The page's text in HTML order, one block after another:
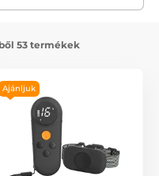
53 termékek
Ajánljuk